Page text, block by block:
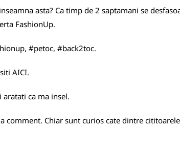
asta? Ca timp de 2 saptamani se
FashionUp.
#petoc, #back2toc.
AICI.
ca ma insel.
Chiar sunt curios cate dintre